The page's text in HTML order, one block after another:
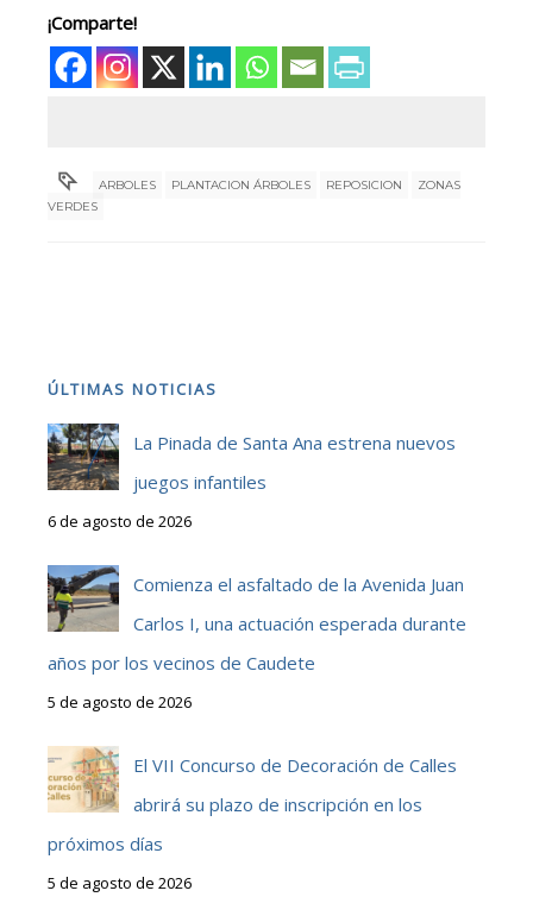
¡Comparte!
ARBOLES PLANTACION ÁRBOLES REPOSICION
ZONAS
VERDES
ÚLTIMAS NOTICIAS
La Pinada de Santa Ana estrena nuevos
juegos infantiles
6 de agosto de 2026
Comienza el asfaltado de la Avenida Juan
Carlos I, una actuación esperada durante
años por los vecinos de Caudete
5 de agosto de 2026
El VII Concurso de Decoración de Calles
abrirá su plazo de inscripción en los
próximos días
5 de agosto de 2026